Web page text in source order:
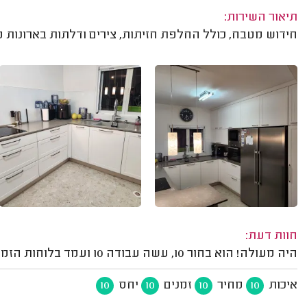
תיאור השירות:
חידוש מטבח, כולל החלפת חזיתות, צירים ודלתות
חוות דעת:
היה מעולה! הוא בחור 10, עשה עבודה 10 ועמד בלוחות הזמנים של האספקה וההתקנה. אנחנו מאוד מרוצים!
איכות 10 מחיר 10 זמנים 10 יחס 10